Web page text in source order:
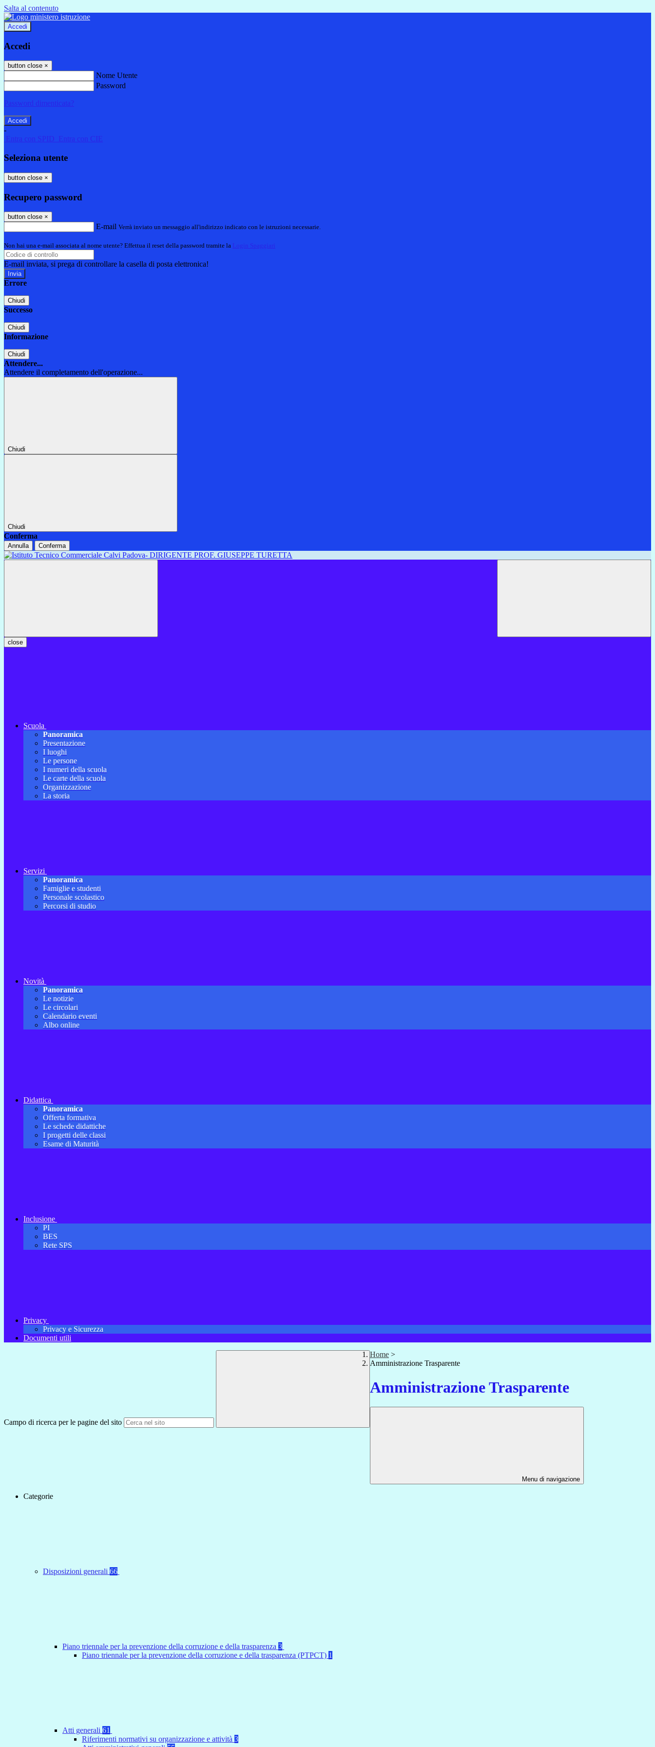
Salta al contenuto
Accedi
Accedi
button close ×
Nome Utente
Password
Password dimenticata?
-
Entra con SPID
Entra con CIE
Seleziona utente
button close ×
Recupero password
button close ×
E-mail Verrà inviato un messaggio all'indirizzo indicato con le istruzioni necessarie.
Non hai una e-mail associata al nome utente? Effettua il reset della password tramite la Login Spaggiari
E-mail inviata, si prega di controllare la casella di posta elettronica!
Errore
Chiudi
Successo
Chiudi
Informazione
Chiudi
Attendere...
Attendere il completamento dell'operazione...
Chiudi
Chiudi
Conferma
Annulla Conferma
close
Scuola
Panoramica
Presentazione
I luoghi
Le persone
I numeri della scuola
Le carte della scuola
Organizzazione
La storia
Servizi
Panoramica
Famiglie e studenti
Personale scolastico
Percorsi di studio
Novità
Panoramica
Le notizie
Le circolari
Calendario eventi
Albo online
Didattica
Panoramica
Offerta formativa
Le schede didattiche
I progetti delle classi
Esame di Maturità
Inclusione
PI
BES
Rete SPS
Privacy
Privacy e Sicurezza
Documenti utili
Campo di ricerca per le pagine del sito
Home >
Amministrazione Trasparente
Amministrazione Trasparente
Menu di navigazione
Categorie
Disposizioni generali 66
Piano triennale per la prevenzione della corruzione e della trasparenza 3
Piano triennale per la prevenzione della corruzione e della trasparenza (PTPCT) 1
Atti generali 61
Riferimenti normativi su organizzazione e attività 3